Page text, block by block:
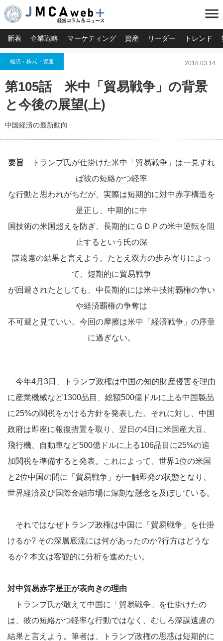
menu
新着 企業戦略 マーケティング 資産 リーダー トレンド
経済・株式・資産 2018.03.14
第105話 米中「貿易戦争」の背景
と今後の展望(上)
中国経済の最新動向
要旨 トランプ氏が仕掛けた米中「貿易戦争」は一見すれ
ば彼の短絡かつ軽率
な行動と思われがちだが、実際は短期的に対中赤字構造を
是正し、中期的に中
国技術の米国超えを防ぎ、長期的にＧＤＰの米中逆転を阻
止するという氏の深
謀遠慮の結果と言えよう。たとえ双方の歩み寄りによっ
て、短期的に貿易戦争
が回避されたとしても、中長期的には米中技術覇権の争い
や経済覇権の争奪は
不可避と見ていい。今回の摩擦は米中「経済戦争」の序章
に過ぎない。
今年4月3日、トランプ政権は中国の知的財産侵害を理由
に産業機械など1300品目、総額500億ドルに上る中国製品
に25%の関税をかける方針を発表した。それに対し、中国
政府は即座に報復措置を取り、翌日の4日に米国産大豆、
飛行機、自動車など500億ドルに上る106品目に25%の追
加関税を準備すると発表。これによって、世界1位の米国
と2位中国の間に「貿易戦争」が一触即発の状態となり、
世界経済及び国際金融市場に深刻な懸念を及ぼしている。
それではなぜトランプ政権は中国に「貿易戦争」を仕掛
けるか? その深層底流には何があったのか?行方はどうな
るか? 本文は客観的に分析を進めたい。
対中貿易赤字是正が表向きの理由
トランプ氏が敢えて中国に「貿易戦争」を仕掛けたの
は、彼の短絡かつ軽率な行動ではなく、むしろ深謀遠慮の
結果と言えよう。筆者は、トランプ政権の思惑は短期的に